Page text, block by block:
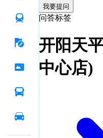
我要提问
问答标签
开阳天
中心店)